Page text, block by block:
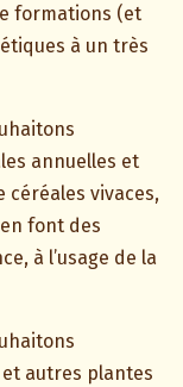
formations (et
à un très
annuelles et
vivaces,
font des
à l’usage de la
autres plantes